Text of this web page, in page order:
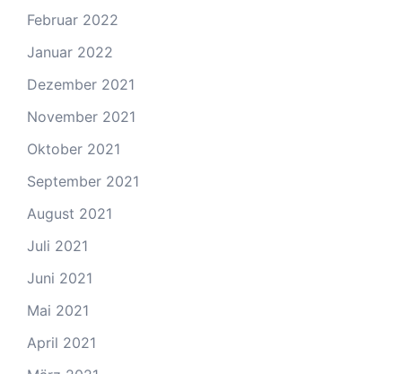
Februar 2022
Januar 2022
Dezember 2021
November 2021
Oktober 2021
September 2021
August 2021
Juli 2021
Juni 2021
Mai 2021
April 2021